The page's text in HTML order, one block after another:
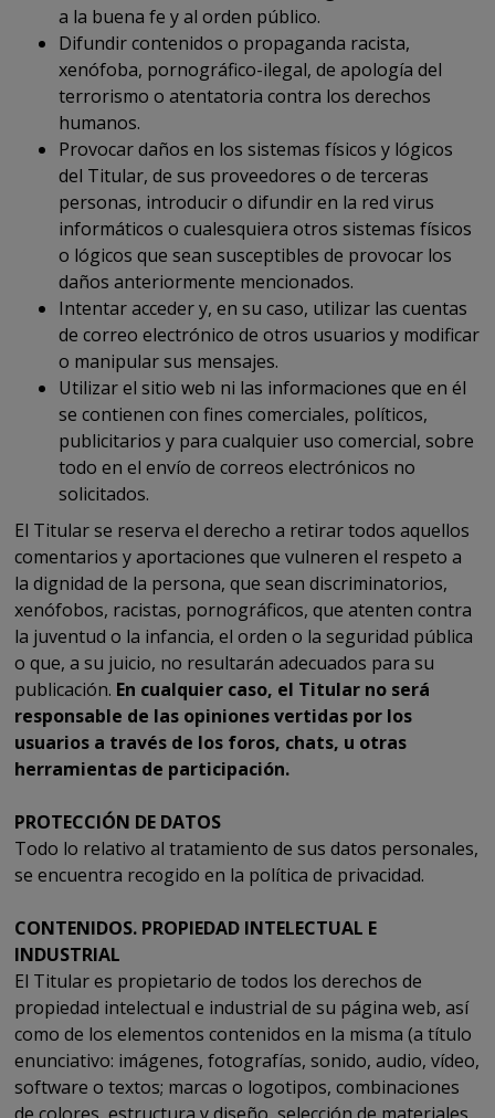
a la buena fe y al orden público.
Difundir contenidos o propaganda racista,
xenófoba, pornográfico-ilegal, de apología del
terrorismo o atentatoria contra los derechos
humanos.
Provocar daños en los sistemas físicos y lógicos
del Titular, de sus proveedores o de terceras
personas, introducir o difundir en la red virus
informáticos o cualesquiera otros sistemas físicos
o lógicos que sean susceptibles de provocar los
daños anteriormente mencionados.
Intentar acceder y, en su caso, utilizar las cuentas
de correo electrónico de otros usuarios y modificar
o manipular sus mensajes.
Utilizar el sitio web ni las informaciones que en él
se contienen con fines comerciales, políticos,
publicitarios y para cualquier uso comercial, sobre
todo en el envío de correos electrónicos no
solicitados.
El Titular se reserva el derecho a retirar todos aquellos
comentarios y aportaciones que vulneren el respeto a
la dignidad de la persona, que sean discriminatorios,
xenófobos, racistas, pornográficos, que atenten contra
la juventud o la infancia, el orden o la seguridad pública
o que, a su juicio, no resultarán adecuados para su
publicación. En cualquier caso, el Titular no será
responsable de las opiniones vertidas por los
usuarios a través de los foros, chats, u otras
herramientas de participación.
PROTECCIÓN DE DATOS
Todo lo relativo al tratamiento de sus datos personales,
se encuentra recogido en la política de privacidad.
CONTENIDOS. PROPIEDAD INTELECTUAL E
INDUSTRIAL
El Titular es propietario de todos los derechos de
propiedad intelectual e industrial de su página web, así
como de los elementos contenidos en la misma (a título
enunciativo: imágenes, fotografías, sonido, audio, vídeo,
software o textos; marcas o logotipos, combinaciones